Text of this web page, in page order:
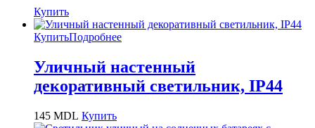
Купить
КупитьПодробнее
Уличный настенный
декоративный светильник, IP44
145 MDL Купить